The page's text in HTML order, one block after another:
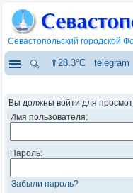
Севастопольский городской
⇑28.3°C telegram
Вы должны войти для
Имя пользователя:
Пароль:
Забыли пароль?